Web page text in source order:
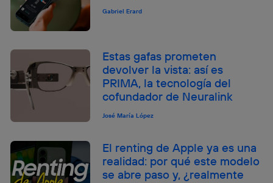
Gabriel Erard
Estas gafas prometen
devolver la vista: así es
PRIMA, la tecnología del
cofundador de Neuralink
José María López
El renting de Apple ya es una
realidad: por qué este modelo
se abre paso y, ¿realmente